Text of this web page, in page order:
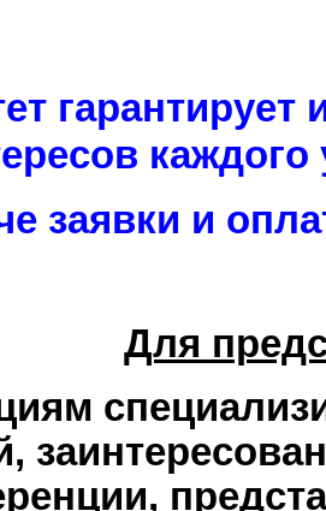
заявки и
Для